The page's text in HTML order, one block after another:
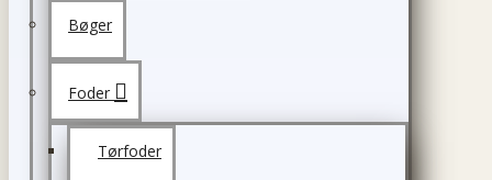
Bøger
Foder
Tørfoder